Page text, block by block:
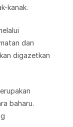
kanak.
dan
digazetkan
baharu.